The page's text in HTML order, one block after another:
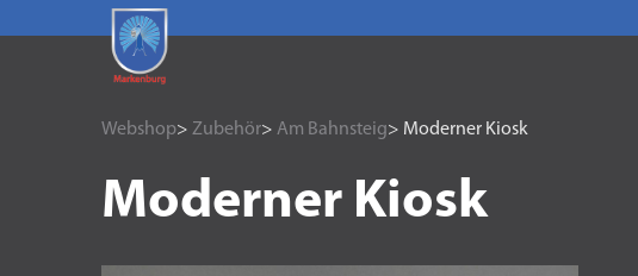
Webshop> Zubehör> Am Bahnsteig> Moderner Kiosk
Moderner Kiosk